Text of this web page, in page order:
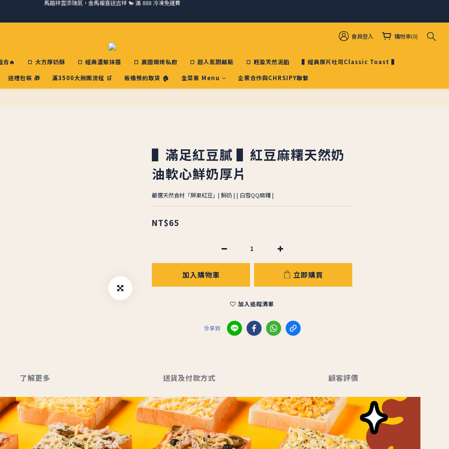
會員登入 購物車(0)
合🔥 🍞 大方厚奶酥 🍞 經典濃郁抹醬 🍞 異國焗烤私廚 🍞 超人氣甜鹹點 🍞 輕盈天然泥餡
▌經典厚片吐司Classic Toast ▌
送禮包裝 🎁
滿3500大揪團流程 🛒 板橋預約取貨 🏠 全菜單 Menu 企業合作與CHRSIPY聯繫
▌滿足紅豆膩 ▌紅豆麻糬天然奶
油軟心鮮奶厚片
嚴選天然食材「屏東紅豆」| 鮮奶 | | 白雪QQ麻糬 |
NT$65
加入購物車 立即購買
加入追蹤清單
分享到
了解更多 送貨及付款方式 顧客評價